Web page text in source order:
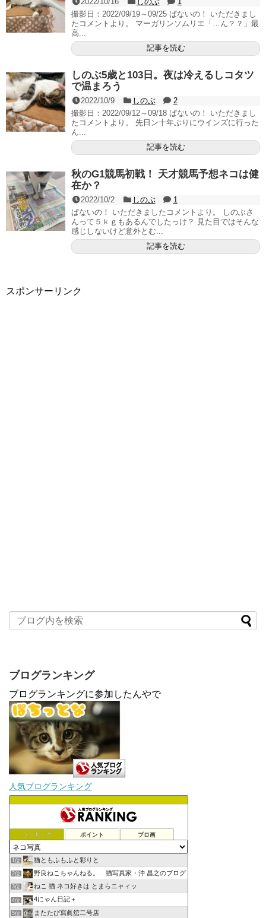
撮影日：2022/09/19～09/25 ぱないの！ いただきまし
たコメントより。 マーガリンソムリエ「…ん？？」最
高...
記事を読む
しのぶ5歳と103日。夜は冷えるしコタツ
で温まろう
2022/10/9 しのぶ
2
撮影日：2022/09/12～09/18 ぱないの！ いただきまし
たコメントより。 先日ン十年ぶりにウインズに行った
ん...
記事を読む
秋のG1競馬初戦！ 天才競馬予想ネコは健
在か？
2022/10/2 しのぶ
1
ぱないの！ いただきましたコメントより。 しのぶさ
んって５ｋｇもあるんでしたっけ？ 見た目ではそんな
感じしないけど意外とむ...
記事を読む
スポンサーリンク
ブログランキング
ブログランキングに参加したんやで
人気ブログランキング
ランキング ポイント ブロ画
1位 猫ともふもふと彩りと
2位 野良ねこちゃんねる。 猫写真家・沖 昌之のブログ
3位 ねこ 猫 ネコ好きは とまらニャィッ
4位 4にゃん日記＋
5位 またたび寫眞舘二号店